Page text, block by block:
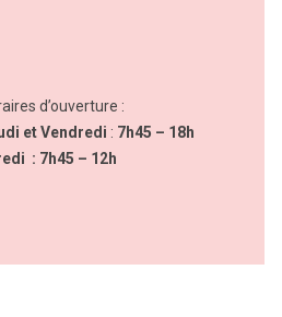
d’ouverture :
et Vendredi : 7h45 – 18h
: 7h45 – 12h